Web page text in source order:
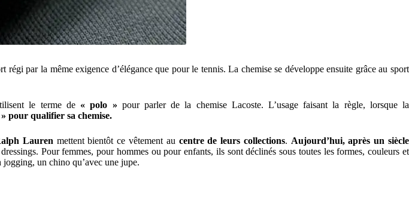
régi par la même exigence d’élégance que pour le tennis. La chemise se développe ensuite grâce au sport
le terme de« polo » pour parler de la chemise Lacoste. L’usage faisant la règle, lorsque la
pour qualifier sa chemise.
Laurenmettent bientôt ce vêtement au centre de leurs collections. Aujourd’hui, après un siècle
Pour femmes, pour hommes ou pour enfants, ils sont déclinés sous toutes les formes, couleurs et
jogging, un chino qu’avec une jupe.